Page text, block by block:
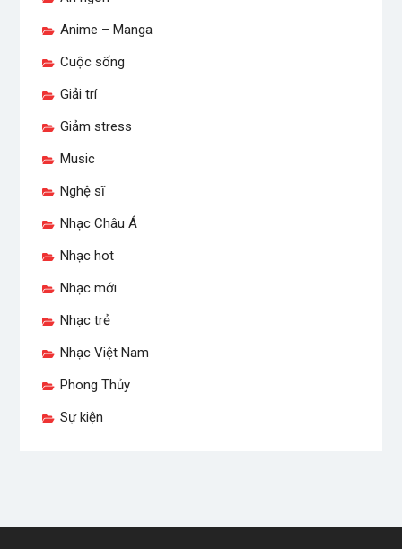
Anime – Manga
Cuộc sống
Giải trí
Giảm stress
Music
Nghệ sĩ
Nhạc Châu Á
Nhạc hot
Nhạc mới
Nhạc trẻ
Nhạc Việt Nam
Phong Thủy
Sự kiện